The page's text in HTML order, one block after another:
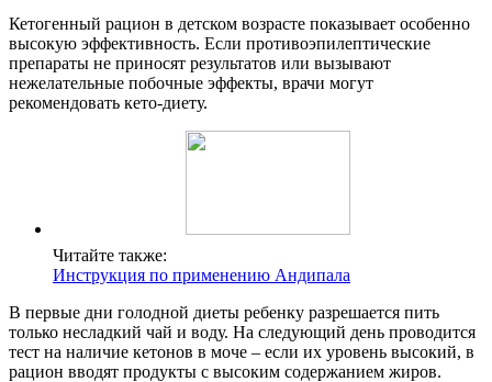
Кетогенный рацион в детском возрасте показывает особенно
высокую эффективность. Если противоэпилептические
препараты не приносят результатов или вызывают
нежелательные побочные эффекты, врачи могут
рекомендовать кето-диету.
Читайте также:
Инструкция по применению Андипала
В первые дни голодной диеты ребенку разрешается пить
только несладкий чай и воду. На следующий день проводится
тест на наличие кетонов в моче – если их уровень высокий, в
рацион вводят продукты с высоким содержанием жиров.